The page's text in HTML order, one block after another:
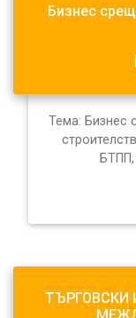
Бизнес
Тема: Бизнес
ТЪРГОВСКИ